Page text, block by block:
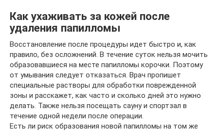
Как ухаживать за кожей после
удаления папилломы
Восстановление после процедуры идет быстро и, как
правило, без осложнений. В течение суток нельзя мочить
образовавшиеся на месте папилломы корочки. Поэтому
от умывания следует отказаться. Врач пропишет
специальные растворы для обработки поврежденной
зоны и расскажет, как часто и сколько дней это нужно
делать. Также нельзя посещать сауну и спортзал в
течение одной недели после операции.
Есть ли риск образования новой папилломы на том же